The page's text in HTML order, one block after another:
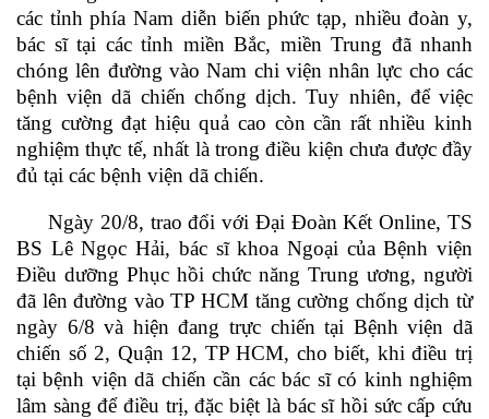
các tỉnh phía Nam diễn biến phức tạp, nhiều đoàn y,
bác sĩ tại các tỉnh miền Bắc, miền Trung đã nhanh
chóng lên đường vào Nam chi viện nhân lực cho các
bệnh viện dã chiến chống dịch. Tuy nhiên, để việc
tăng cường đạt hiệu quả cao còn cần rất nhiều kinh
nghiệm thực tế, nhất là trong điều kiện chưa được đầy
đủ tại các bệnh viện dã chiến.
Ngày 20/8, trao đổi với Đại Đoàn Kết Online, TS
BS Lê Ngọc Hải, bác sĩ khoa Ngoại của Bệnh viện
Điều dưỡng Phục hồi chức năng Trung ương, người
đã lên đường vào TP HCM tăng cường chống dịch từ
ngày 6/8 và hiện đang trực chiến tại Bệnh viện dã
chiến số 2, Quận 12, TP HCM, cho biết, khi điều trị
tại bệnh viện dã chiến cần các bác sĩ có kinh nghiệm
lâm sàng để điều trị, đặc biệt là bác sĩ hồi sức cấp cứu